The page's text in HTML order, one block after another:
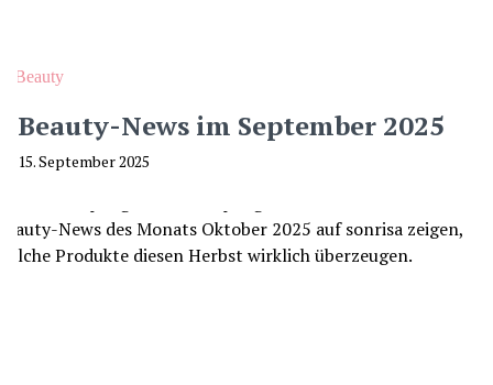
Beauty
Beauty-News im September 2025
15. September 2025